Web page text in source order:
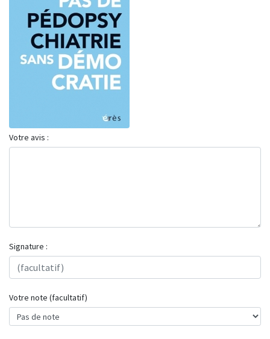
Votre avis :
Signature :
Votre note (facultatif)